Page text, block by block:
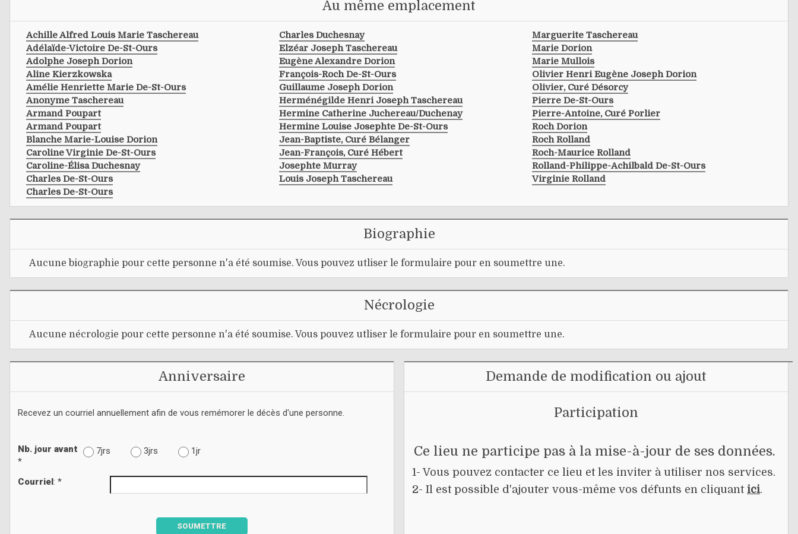
Au même emplacement
Achille Alfred Louis Marie Taschereau
Adélaïde-Victoire De-St-Ours
Adolphe Joseph Dorion
Aline Kierzkowska
Amélie Henriette Marie De-St-Ours
Anonyme Taschereau
Armand Poupart
Armand Poupart
Blanche Marie-Louise Dorion
Caroline Virginie De-St-Ours
Caroline-Élisa Duchesnay
Charles De-St-Ours
Charles De-St-Ours
Charles Duchesnay
Elzéar Joseph Taschereau
Eugène Alexandre Dorion
François-Roch De-St-Ours
Guillaume Joseph Dorion
Herménégilde Henri Joseph Taschereau
Hermine Catherine Juchereau/duchenay
Hermine Louise Josephte De-St-Ours
Jean-Baptiste, Curé Bélanger
Jean-François, Curé Hébert
Josephte Murray
Louis Joseph Taschereau
Marguerite Taschereau
Marie Dorion
Marie Mullois
Olivier Henri Eugène Joseph Dorion
Olivier, Curé Désorcy
Pierre De-St-Ours
Pierre-Antoine, Curé Porlier
Roch Dorion
Roch Rolland
Roch-Maurice Rolland
Rolland-Philippe-Achilbald De-St-Ours
Virginie Rolland
Biographie
Aucune biographie pour cette personne n'a été soumise. Vous pouvez utliser le formulaire pour en soumettre une.
Nécrologie
Aucune nécrologie pour cette personne n'a été soumise. Vous pouvez utliser le formulaire pour en soumettre une.
Anniversaire
Recevez un courriel annuellement afin de vous remémorer le décès d'une personne.
Nb. jour avant
*
7jrs 3jrs 1jr
Courriel: *
SOUMETTRE
Demande de modification ou ajout
Participation
Ce lieu ne participe pas à la mise-à-jour de ses données.
1- Vous pouvez contacter ce lieu et les inviter à utiliser nos services.
2- Il est possible d'ajouter vous-même vos défunts en cliquant ici.